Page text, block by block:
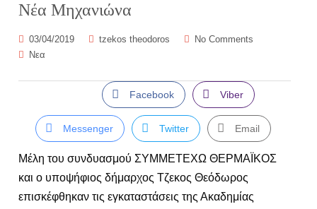
Νέα Μηχανιώνα
03/04/2019 tzekos theodoros
No Comments
Νεα
Facebook Viber
Messenger Twitter Email
Μέλη του συνδυασμού ΣΥΜΜΕΤΕΧΩ ΘΕΡΜΑΪΚΟΣ
και ο υποψήφιος δήμαρχος Τζεκος Θεόδωρος
επισκέφθηκαν τις εγκαταστάσεις της Ακαδημίας